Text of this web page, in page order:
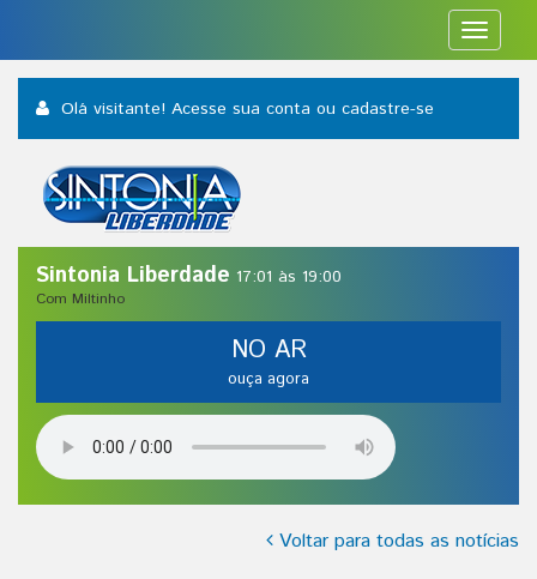
Toggle
Olá visitante! Acesse sua conta ou cadastre-se
Sintonia Liberdade 17:01 às 19:00
Com Miltinho
NO AR
ouça agora
Voltar para todas as notícias